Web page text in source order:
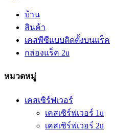
บ้าน
สินค้า
เคสพีซีแบบติดตั้งบนแร็ค
กล่องแร็ค 2u
หมวดหมู่
เคสเซิร์ฟเวอร์
เคสเซิร์ฟเวอร์ 1u
เคสเซิร์ฟเวอร์ 2u